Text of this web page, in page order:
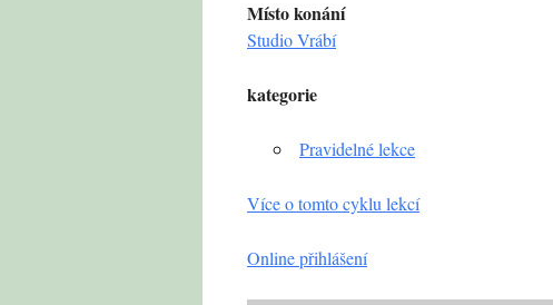
Místo konání
Studio Vrábí
kategorie
Pravidelné lekce
Více o tomto cyklu lekcí
Online přihlášení